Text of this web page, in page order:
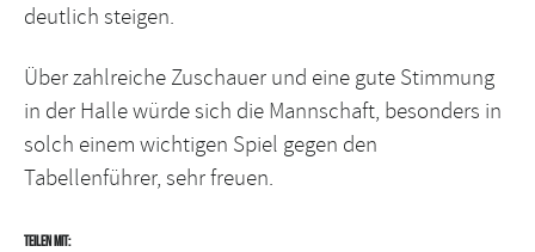
deutlich steigen.
Über zahlreiche Zuschauer und eine gute Stimmung
in der Halle würde sich die Mannschaft, besonders in
solch einem wichtigen Spiel gegen den
Tabellenführer, sehr freuen.
Teilen mit: